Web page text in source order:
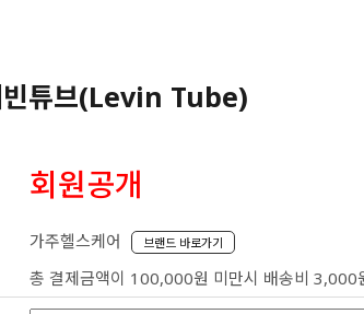
빈튜브(Levin Tube)
회원공개
가주헬스케어 브랜드 바로가기
총 결제금액이 100,000원 미만시 배송비 3,000